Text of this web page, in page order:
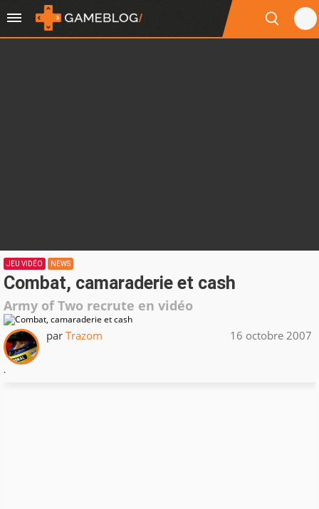
JEU VIDÉO NEWS
Combat, camaraderie et cash
Army of Two recrute en vidéo
par Trazom 16 octobre 2007
.